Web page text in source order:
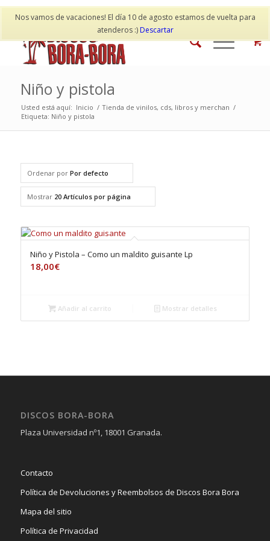
Nos vamos de vacaciones! El día 10 de agosto estamos de vuelta para
atenderos :)Descartar
Mi cuenta Contacto
Niño y pistola
Usted está aquí: Inicio / Tienda de vinilos, cds, libros y merchan /
Etiqueta: Niño y pistola
Ordenar por Por defecto
Mostrar 20 Artículos por página
Niño y Pistola – Como un maldito guisante Lp
18,00€
Añadir al carrito Mostrar detalles
DISCOS BORA-BORA
Plaza Universidad nº1, 18001 Granada.
Contacto
Política de Devoluciones y Reembolsos de Discos Bora Bora
Mapa del sitio
Política de Privacidad